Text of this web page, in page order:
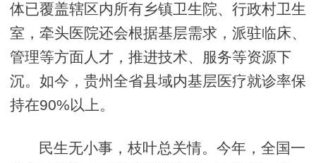
体已覆盖辖区内所有乡镇卫生院、行政村卫生
室，牵头医院还会根据基层需求，派驻临床、
管理等方面人才，推进技术、服务等资源下
沉。如今，贵州全省县域内基层医疗就诊率保
持在90%以上。
民生无小事，枝叶总关情。今年，全国一